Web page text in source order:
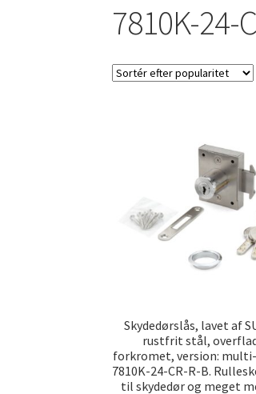
7810K-24-
Skydedørslås, lavet af
rustfrit stål,
forkromet, version:
7810K-24-CR-R-B.
til skydedør og meget